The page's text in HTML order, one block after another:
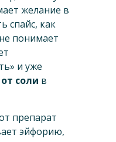
желание в
спайс, как
понимает
и уже
соли в
препарат
эйфорию,